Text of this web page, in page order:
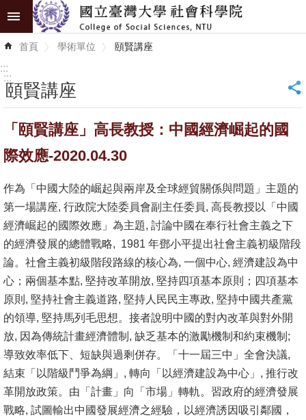
跳到主要內容區塊
進
階
識
學
研
究
消
息
公
告
國
首頁 學術單位 頤賢講座
:::
:::
頤賢講座 _
「頤賢講座」高長教授：中國經濟崛起的國
際效應-2020.04.30
作為「中國大陸的崛起與兩岸及全球經貿關係與問題」主題的
第一場講座, 行政院大陸委員會副主任委員, 高長教授以「中國
經濟崛起的國際效應」為主題, 討論中國在奉行社會主義之下
的經濟發展的總體戰略, 1981 年鄧小平提出社會主義初級階段
論。社會主義初級階段路線的核心為, 一個中心, 經濟建設為中
心；兩個基本點, 堅持改革開放, 堅持四項基本原則；四項基本
原則, 堅持社會主義道路, 堅持人民民主專政, 堅持中國共產黨
的領導, 堅持馬列毛思想。接者說明中國的對內改革與對外開
放, 因為傳統計畫經濟體制, 缺乏基本的激勵機制和約束機制;
導致效率低下、短缺與過剩併存。「十一屆三中」全會決議,
結束「以階級鬥爭為綱」, 轉向「以經濟建設為中心」, 推行改
革開放政策。由「計畫」向「市場」轉軌。習政府的經濟發展
戰略, 試圖輸出中國發展經濟之經驗，以經濟誘因吸引鄰國，